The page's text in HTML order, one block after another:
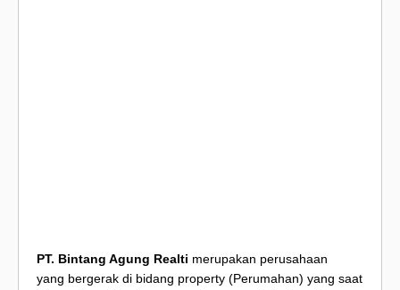
PT. Bintang Agung Realti merupakan perusahaan
yang bergerak di bidang property (Perumahan) yang saat